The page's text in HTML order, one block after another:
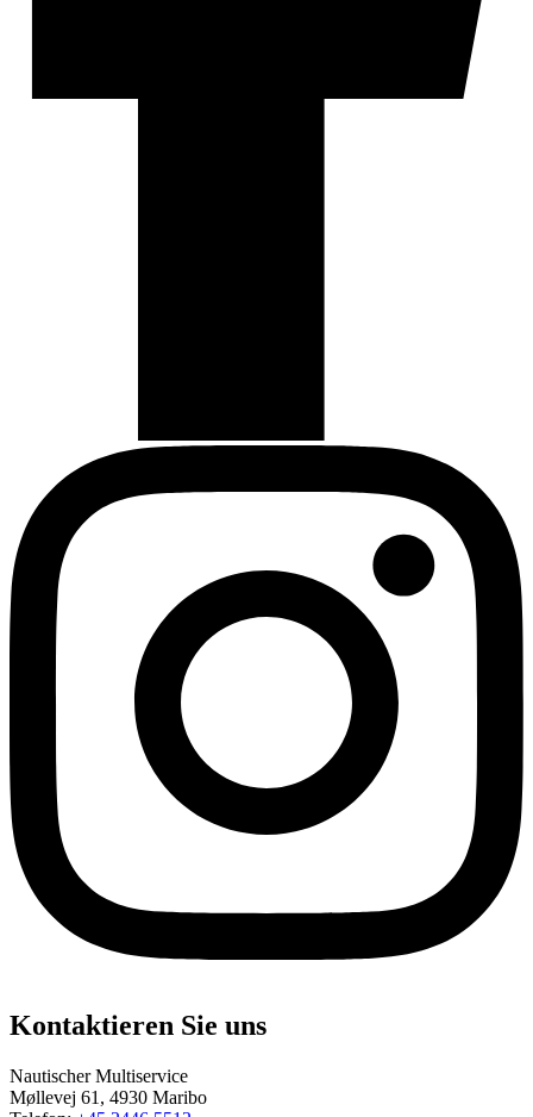
Kontaktieren Sie uns
Nautischer Multiservice
Møllevej 61, 4930 Maribo